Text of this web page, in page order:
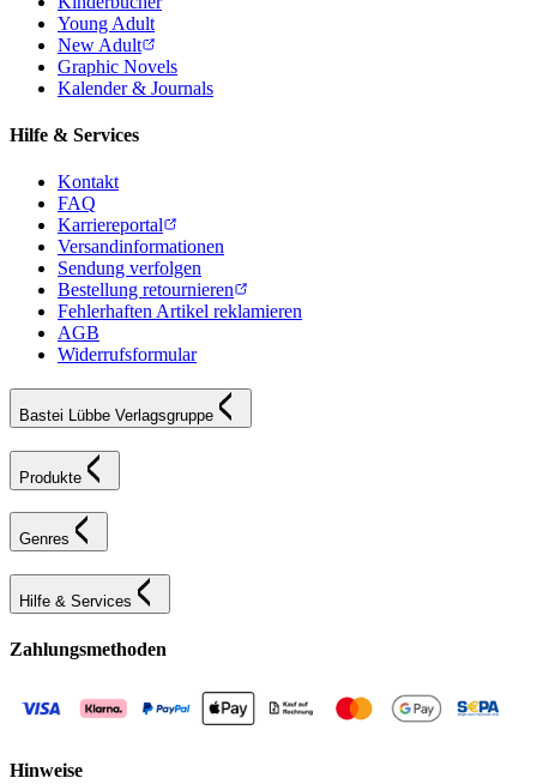
Young Adult
New Adult
Graphic Novels
Kalender & Journals
Hilfe & Services
Kontakt
FAQ
Karriereportal
Versandinformationen
Sendung verfolgen
Bestellung retournieren
Fehlerhaften Artikel reklamieren
AGB
Widerrufsformular
Bastei Lübbe Verlagsgruppe
Produkte
Genres
Hilfe & Services
Zahlungsmethoden
Hinweise